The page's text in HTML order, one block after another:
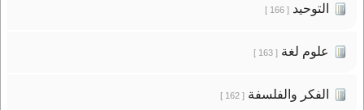
التوحيد[ 166 ]
علوم لغة[ 163 ]
الفكر والفلسفة[ 162 ]